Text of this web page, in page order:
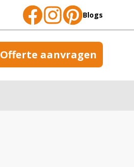
Blogs
Offerte aanvragen